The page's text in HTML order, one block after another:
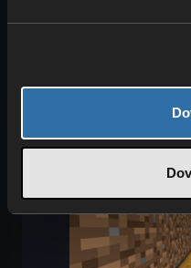
pa vagoneto z
in pred steklom